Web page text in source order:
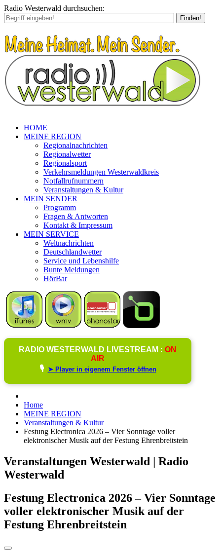
Radio Westerwald durchsuchen:
Finden!
HOME
MEINE REGION
Regionalnachrichten
Regionalwetter
Regionalsport
Verkehrsmeldungen Westerwaldkreis
Notfallrufnummern
Veranstaltungen & Kultur
MEIN SENDER
Programm
Fragen & Antworten
Kontakt & Impressum
MEIN SERVICE
Weltnachrichten
Deutschlandwetter
Service und Lebenshilfe
Bunte Meldungen
HörBar
RADIO WESTERWALD LIVESTREAM : ON
AIR
🎙️ ➤ Player in eigenem Fenster öffnen
Home
MEINE REGION
Veranstaltungen & Kultur
Festung Electronica 2026 – Vier Sonntage voller
elektronischer Musik auf der Festung Ehrenbreitstein
Veranstaltungen Westerwald | Radio
Westerwald
Festung Electronica 2026 – Vier Sonntage
voller elektronischer Musik auf der
Festung Ehrenbreitstein